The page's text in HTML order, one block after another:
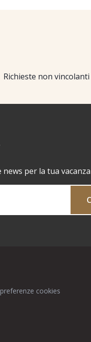
Richieste non vincolanti
per la tua
cookies